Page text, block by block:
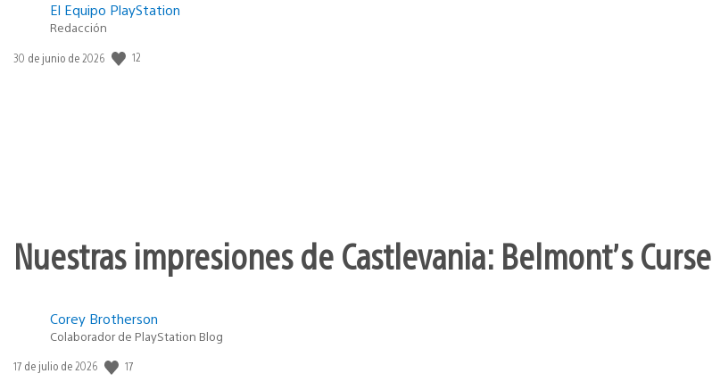
El Equipo PlayStation
Redacción
Fecha
30 de junio de 2026 12
Nuestras impresiones de Castlevania: Belmont’s Curse
Corey Brotherson
Colaborador de PlayStation Blog
Fecha
17 de julio de 2026 17